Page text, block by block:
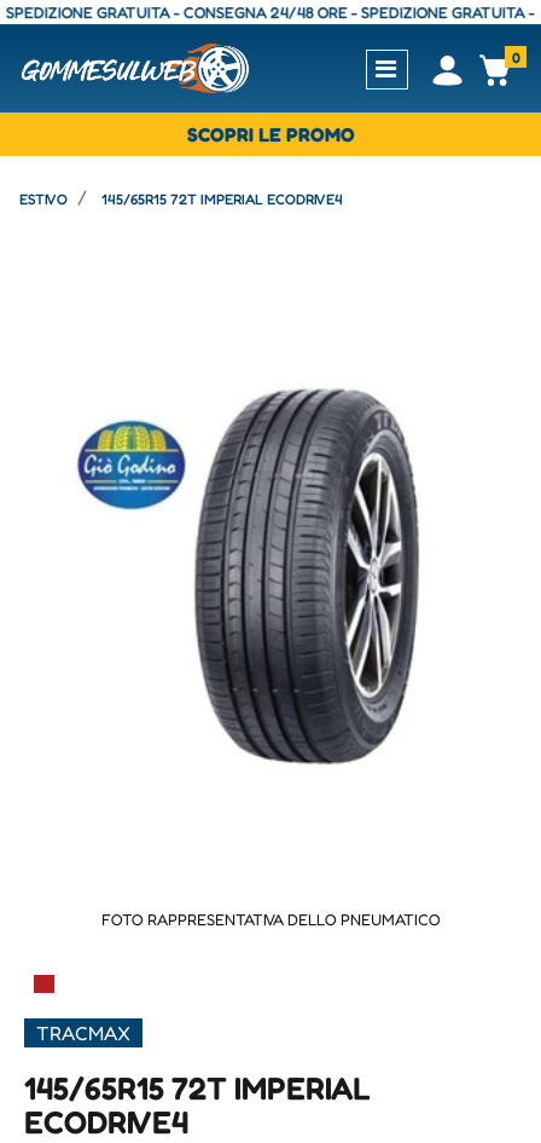
GRATUITA - CONSEGNA 24/48 ORE - SPEDIZIONE GRATUITA -
Open0
SCOPRI LE PROMO
ESTIVO 145/65R15 72T IMPERIAL ECODRIVE4
FOTO RAPPRESENTATIVA DELLO PNEUMATICO
▀
TRACMAX
145/65R15 72T IMPERIAL
ECODRIVE4